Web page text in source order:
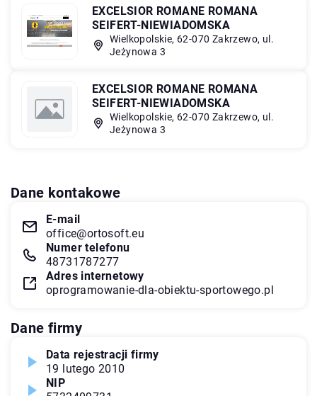
EXCELSIOR ROMANE ROMANA
SEIFERT-NIEWIADOMSKA
Wielkopolskie, 62-070 Zakrzewo, ul.
Jeżynowa 3
EXCELSIOR ROMANE ROMANA
SEIFERT-NIEWIADOMSKA
Wielkopolskie, 62-070 Zakrzewo, ul.
Jeżynowa 3
Dane kontakowe
E-mail
office@ortosoft.eu
Numer telefonu
48731787277
Adres internetowy
oprogramowanie-dla-obiektu-sportowego.pl
Dane firmy
Data rejestracji firmy
19 lutego 2010
NIP